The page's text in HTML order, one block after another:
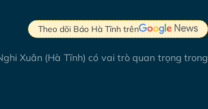
Theo dõi Báo Hà Tĩnh trên
Xuân (Hà Tĩnh) có vai trò quan trọng trong